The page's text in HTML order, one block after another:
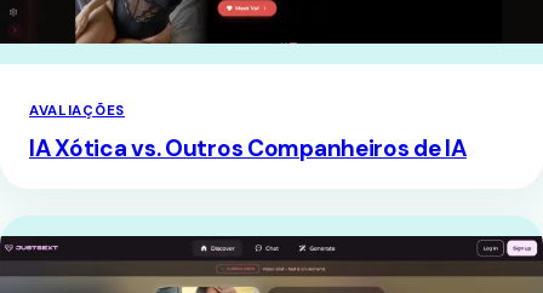
AVALIAÇÕES
IA Xótica vs. Outros Companheiros de IA